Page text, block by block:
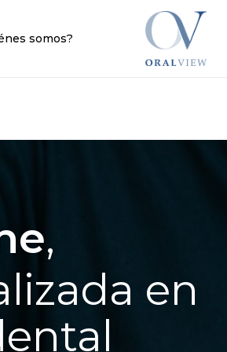
somos?
,
en